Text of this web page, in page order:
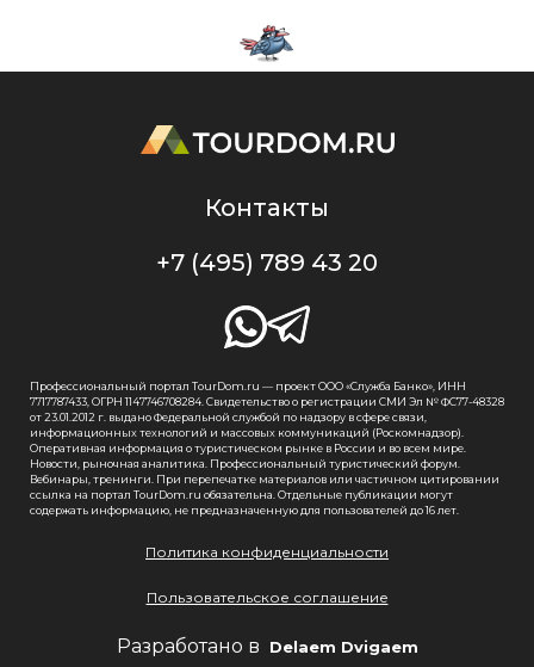
Контакты
+7 (495) 789 43 20
Профессиональный портал TourDom.ru — проект ООО «Служба Банко», ИНН
7717787433, ОГРН 1147746708284. Свидетельство о регистрации СМИ Эл № ФС77-48328
от 23.01.2012 г. выдано Федеральной службой по надзору в сфере связи,
информационных технологий и массовых коммуникаций (Роскомнадзор).
Оперативная информация о туристическом рынке в России и во всем мире.
Новости, рыночная аналитика. Профессиональный туристический форум.
Вебинары, тренинги. При перепечатке материалов или частичном цитировании
ссылка на портал TourDom.ru обязательна. Отдельные публикации могут
содержать информацию, не предназначенную для пользователей до 16 лет.
Политика конфиденциальности
Пользовательское соглашение
Разработано в Delaem Dvigaem